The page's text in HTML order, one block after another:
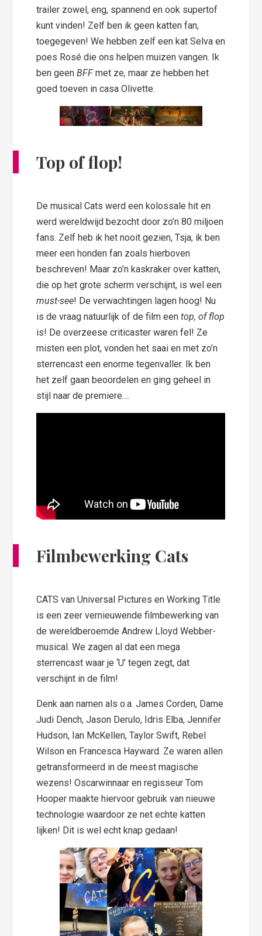
trailer zowel, eng, spannend en ook supertof
kunt vinden! Zelf ben ik geen katten fan,
toegegeven! We hebben zelf een kat Selva en
poes Rosé die ons helpen muizen vangen. Ik
ben geen BFFmet ze,maar ze hebben het
goed toeven in casa Olivette.
Top of flop!
De musical Cats werd een kolossale hit en
werd wereldwijd bezocht door zo’n 80 miljoen
fans. Zelf heb ik het nooit gezien, Tsja, ik ben
meer een honden fan zoals hierboven
beschreven! Maar zo’n kaskraker over katten,
die op het grote scherm verschijnt, is wel een
must-see! De verwachtingen lagen hoog! Nu
is de vraag natuurlijk of de film eentop, of flop
is! De overzeese criticaster waren fel! Ze
misten een plot, vonden het saai en met zo’n
sterrencast een enorme tegenvaller. Ik ben
het zelf gaan beoordelen en ging geheel in
stijl naar de premiere….
Filmbewerking Cats
CATS van Universal Pictures en Working Title
is een zeer vernieuwende filmbewerking van
de wereldberoemde Andrew Lloyd Webber-
musical. We zagen al dat een mega
sterrencast waar je ‘U’ tegen zegt, dat
verschijnt in de film!
Denk aan namen als o.a. James Corden, Dame
Judi Dench, Jason Derulo, Idris Elba, Jennifer
Hudson, Ian McKellen, Taylor Swift, Rebel
Wilson en Francesca Hayward. Ze waren allen
getransformeerd in de meest magische
wezens! Oscarwinnaar en regisseur Tom
Hooper maakte hiervoor gebruik van nieuwe
technologie waardoor ze net echte katten
lijken! Dit is wel echt knap gedaan!